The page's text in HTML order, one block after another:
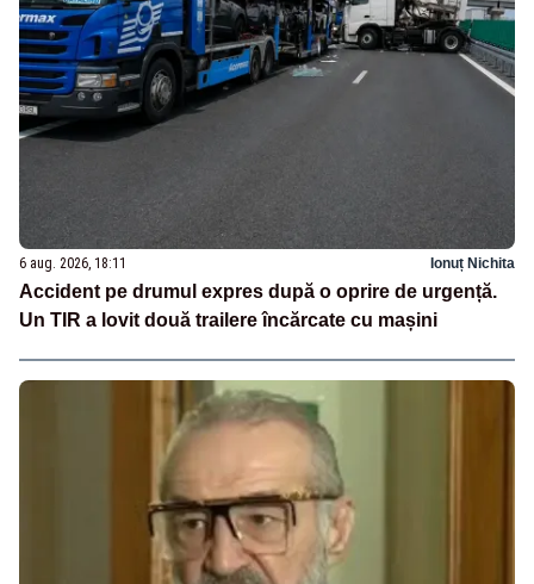
6 aug. 2026, 18:11 Ionuț Nichita
Accident pe drumul expres după o oprire de urgență.
Un TIR a lovit două trailere încărcate cu mașini